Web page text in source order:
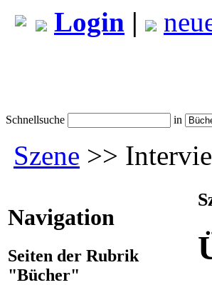
Login |
Schnellsuche in
Szene >>
Navigation
Seiten der Rubrik
"Bücher"